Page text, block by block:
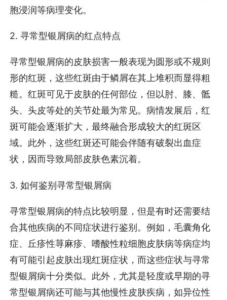
胞浸润等病理变化。
2. 寻常型银屑病的红点特点
寻常型银屑病的皮肤损害一般表现为圆形或不规则
形的红斑，这些红斑由于鳞屑在其上堆积而显得粗
糙。红斑可见于皮肤的任何部位，但以肘、膝、骶
头、头皮等处的关节处最为常见。病情发展后，红
斑可能会逐渐扩大，最终融合形成较大的红斑区
域。此外，这些红斑还可能会伴随有破裂出血症
状，因而导致局部皮肤色素沉着。
3. 如何鉴别寻常型银屑病
寻常型银屑病的特点比较明显，但是有时还需要结
合其他疾病的不同症状进行鉴别。例如，毛囊角化
症、丘疹性荨麻疹、嗜酸性粒细胞皮肤病等病症均
有可能引起皮肤出现红斑症状，而这些症状与寻常
型银屑病十分类似。此外，尤其是轻度或早期的寻
常型银屑病还可能与其他慢性皮肤疾病，如异位性